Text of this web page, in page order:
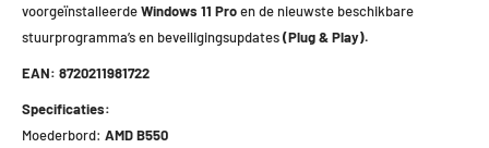
voorgeïnstalleerdeWindows 11 Proen de nieuwste beschikbare
stuurprogramma’s en beveiligingsupdates(Plug & Play).
EAN: 8720211981722
Specificaties:
Moederbord: AMD B550